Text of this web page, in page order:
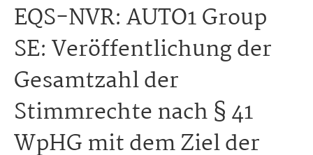
EQS-NVR: AUTO1 Group
SE: Veröffentlichung der
Gesamtzahl der
Stimmrechte nach § 41
WpHG mit dem Ziel der